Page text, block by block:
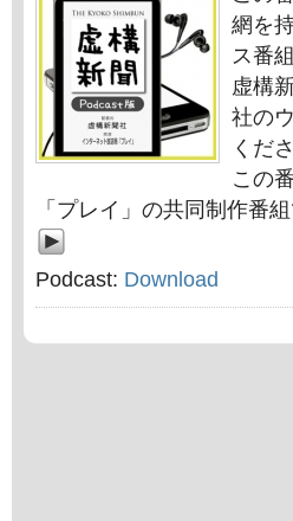
網を
ス番
虚構
社の
くだ
この
「プレイ」の共同制作番組
Podcast: Download